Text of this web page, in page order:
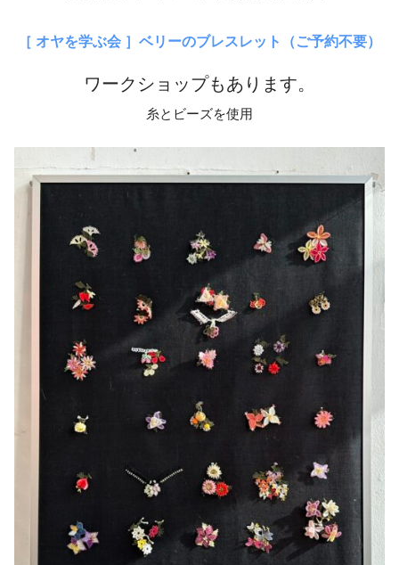
［ オヤを学ぶ会 ］ベリーのブレスレット（ご予約不要）
ワークショップもあります。
糸とビーズを使用